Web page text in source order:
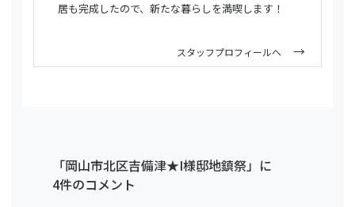
居も完成したので、新たな暮らしを満喫します！
スタッフプロフィールへ
「岡山市北区吉備津★I様邸地鎮祭」に
4件のコメント